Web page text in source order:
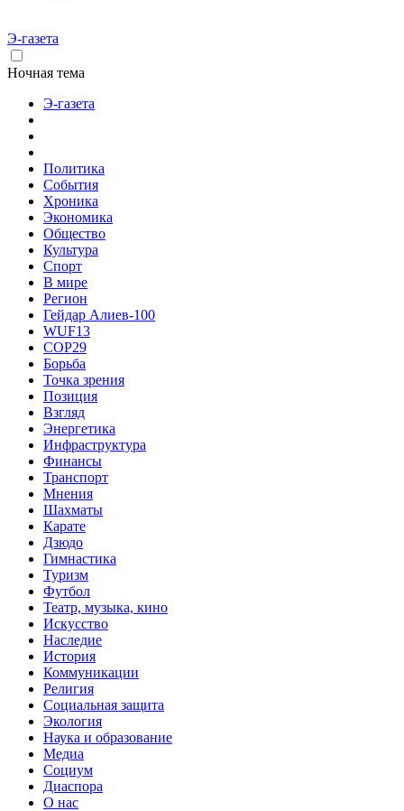
Э-газета
Ночная тема
Э-газета
Политика
События
Хроника
Экономика
Общество
Культура
Спорт
В мире
Регион
Гейдар Алиев-100
WUF13
COP29
Борьба
Точка зрения
Позиция
Взгляд
Энергетика
Инфраструктура
Финансы
Транспорт
Мнения
Шахматы
Карате
Дзюдо
Гимнастика
Туризм
Футбол
Театр, музыка, кино
Искусство
Наследие
История
Коммуникации
Религия
Социальная защита
Экология
Наука и образование
Медиа
Социум
Диаспора
О нас